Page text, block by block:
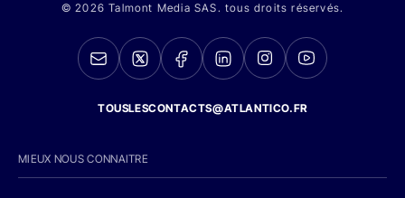
© 2026 Talmont Media SAS. tous droits réservés.
TOUSLESCONTACTS@ATLANTICO.FR
MIEUX NOUS CONNAITRE